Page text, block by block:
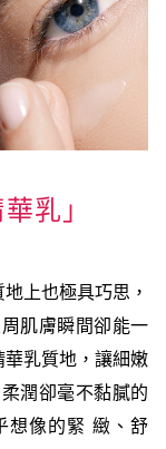
乳」
上也極具巧思，
肌膚瞬間卻能一
乳質地，讓細嫩
潤卻毫不黏膩的
想像的緊 緻、舒